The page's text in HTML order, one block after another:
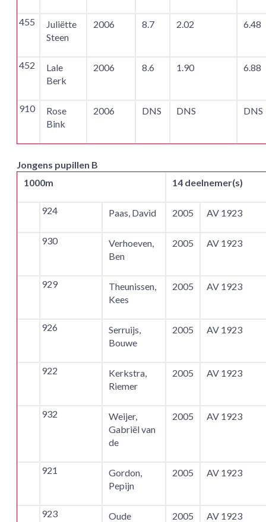
455
Juliëtte
Steen
2006 8.7 2.02 6.48
452
Lale
Berk
2006 8.6 1.90 6.88
910
Rose
Bink
2006 DNS DNS DNS
Jongens pupillen B
1000m
14 deelnemer(s)
924 Paas, David 2005 AV 1923
930
Verhoeven,
Ben
2005 AV 1923
929
Theunissen,
Kees
2005 AV 1923
926
Serruijs,
Bouwe
2005 AV 1923
922
Kerkstra,
Riemer
2005 AV 1923
932
Weijer,
Gabriël van
de
2005 AV 1923
921
Gordon,
Pepijn
2005 AV 1923
923
Oude
2005 AV 1923